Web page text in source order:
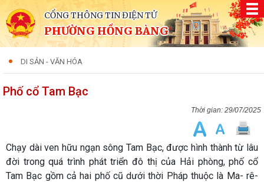
CỔNG THÔNG TIN ĐIỆN TỬ
PHƯỜNG HỒNG BÀNG
DI SẢN - VĂN HÓA
Phố cổ Tam Bạc
29/07/2025
Chạy dài ven hữu ngạn sông Tam Bạc, được hình thành từ lâu
đời trong quá trình phát triển đô thị của Hải phòng, phố cổ
Tam Bạc gồm cả hai phố cũ dưới thời Pháp thuộc là Ma- rê-